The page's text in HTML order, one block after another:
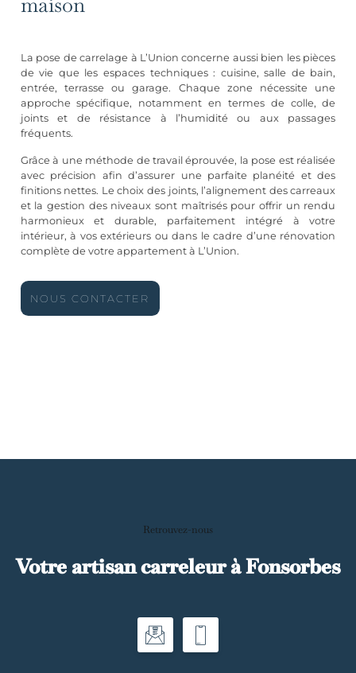
La pose de carrelage à L’Union concerne aussi bien les pièces
de vie que les espaces techniques : cuisine, salle de bain,
entrée, terrasse ou garage. Chaque zone nécessite une
approche spécifique, notamment en termes de colle, de
joints et de résistance à l’humidité ou aux passages
fréquents.
Grâce à une méthode de travail éprouvée, la pose est réalisée
avec précision afin d’assurer une parfaite planéité et des
finitions nettes. Le choix des joints, l’alignement des carreaux
et la gestion des niveaux sont maîtrisés pour offrir un rendu
harmonieux et durable, parfaitement intégré à votre
intérieur, à vos extérieurs ou dans le cadre d’une rénovation
complète de votre appartement à L’Union.
NOUS CONTACTER
Retrouvez-nous
Votre artisan carreleur à Fonsorbes